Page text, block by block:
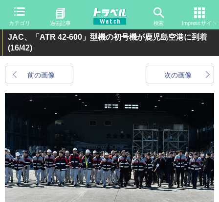
カテゴリ 過去記事 検索 Impressサイト
JAC、「ATR 42-600」型機の初号機が鹿児島空港に到着
(16/42)
前の画像 次の画像